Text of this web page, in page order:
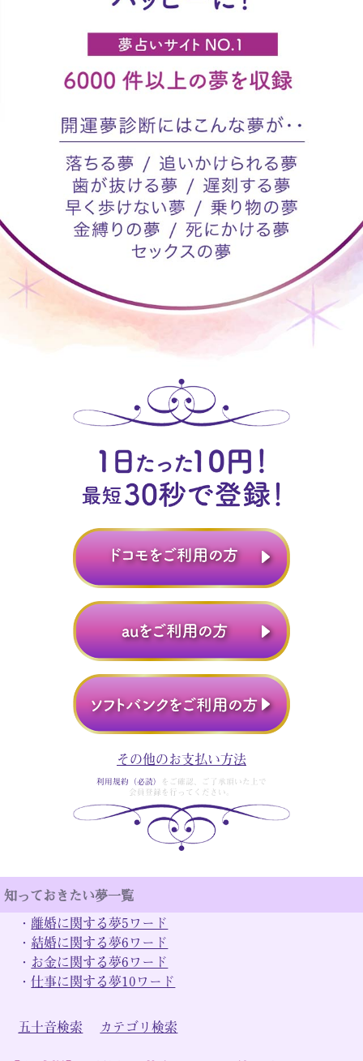
その他のお支払い方法
利用規約（必読）
をご確認、ご了承頂いた上で
会員登録を行ってください。
知っておきたい夢一覧
・ 離婚に関する夢5ワード
・ 結婚に関する夢6ワード
・ お金に関する夢6ワード
・仕事に関する夢10ワード
五十音検索 カテゴリ検索